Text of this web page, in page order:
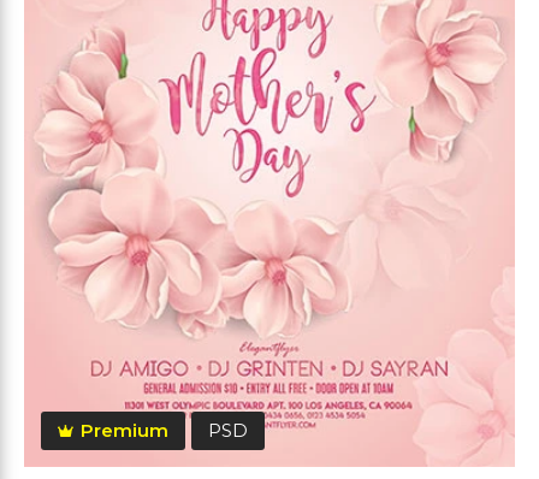
Premium PSD